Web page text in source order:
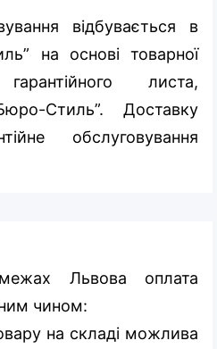
відбувається в
на основі товарної
листа,
Стиль”. Доставку
обслуговування
Львова оплата
чином:
на складі можлива